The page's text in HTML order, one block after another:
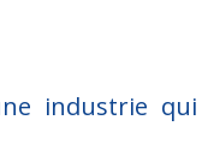
industrie